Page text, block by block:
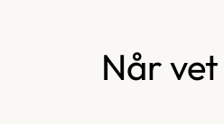
Når